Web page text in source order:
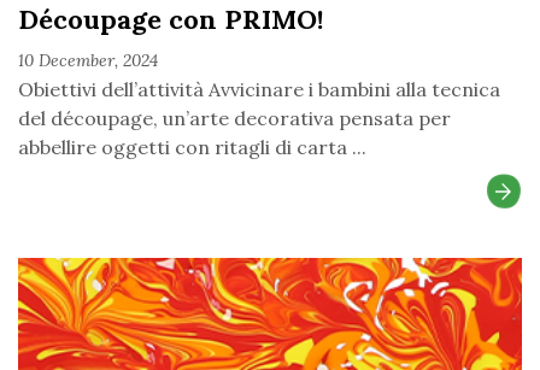
Découpage con PRIMO!
10 December, 2024
Obiettivi dell’attività Avvicinare i bambini alla tecnica
del découpage, un’arte decorativa pensata per
abbellire oggetti con ritagli di carta ...